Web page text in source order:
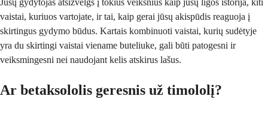
Jūsų gydytojas atsižvelgs į tokius veiksnius kaip jūsų ligos istorija, kiti
vaistai, kuriuos vartojate, ir tai, kaip gerai jūsų akispūdis reaguoja į
skirtingus gydymo būdus. Kartais kombinuoti vaistai, kurių sudėtyje
yra du skirtingi vaistai viename buteliuke, gali būti patogesni ir
veiksmingesni nei naudojant kelis atskirus lašus.
Ar betaksololis geresnis už timololį?